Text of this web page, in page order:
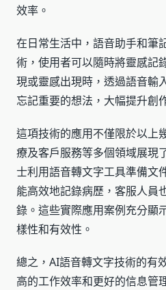
效率。
在日常生活中，語音助手和筆
術，使用者可以隨時將靈感記
現或靈感出現時，透過語音輸
忘記重要的想法，大幅提升創
這項技術的應用不僅限於以上
療及客戶服務等多個領域展現
士利用語音轉文字工具準備文
能高效地記錄病歷，客服人員
錄。這些實際應用案例充分顯
樣性和有效性。
總之，AI語音轉文字技術的有
高的工作效率和更好的信息管